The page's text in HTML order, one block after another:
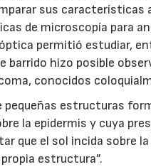
sus características
de microscopía para
permitió estudiar,
barrido hizo posible
conocidos
estructuras
la epidermis y cuya
que el sol incida sobre
estructura”.